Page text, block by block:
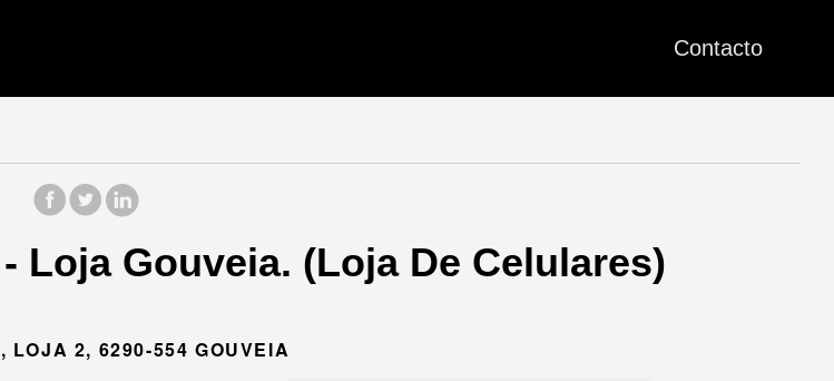
Contacto
Loja Gouveia. (Loja De Celulares)
LOJA 2, 6290-554 GOUVEIA